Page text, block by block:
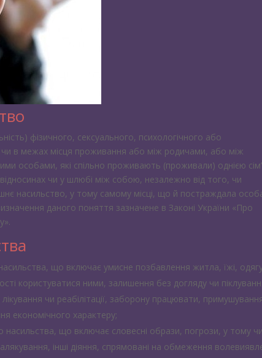
фізичного, сексуального, психологічного або
чи в межах місця проживання або між родичами, або між
особами, які спільно проживають (проживали) однією
чи у шлюбі між собою, незалежно від того, чи
насильство, у тому самому місці, що й постраждала
даного поняття зазначене в Законі України «Про
що включає умисне позбавлення житла, їжі,
користуватися ними, залишення без догляду чи
чи реабілітації, заборону працювати,
економічного характеру;
що включає словесні образи, погрози, у тому
інші діяння, спрямовані на обмеження